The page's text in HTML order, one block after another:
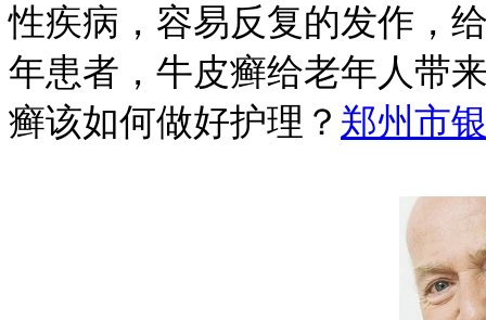
性疾病，容易反复的发作，
年患者，牛皮癣给老年人带
癣该如何做好护理？ 郑州市